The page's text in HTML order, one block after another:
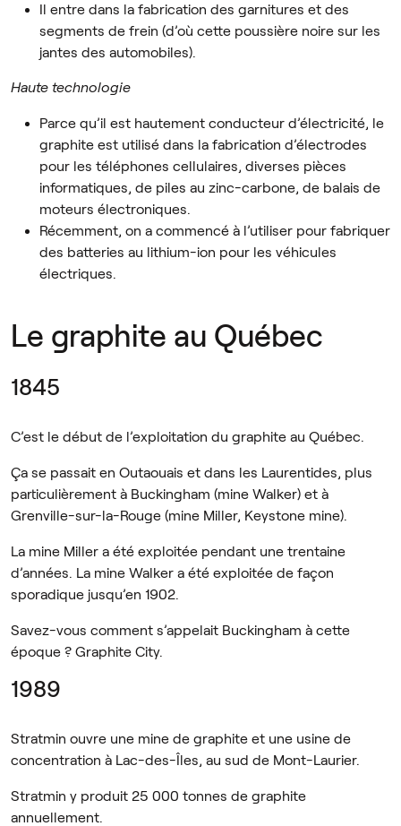
Il entre dans la fabrication des garnitures et des
segments de frein (d’où cette poussière noire sur les
jantes des automobiles).
Haute technologie
Parce qu’il est hautement conducteur d’électricité, le
graphite est utilisé dans la fabrication d’électrodes
pour les téléphones cellulaires, diverses pièces
informatiques, de piles au zinc-carbone, de balais de
moteurs électroniques.
Récemment, on a commencé à l’utiliser pour fabriquer
des batteries au lithium-ion pour les véhicules
électriques.
Le graphite au Québec
1845
C’est le début de l’exploitation du graphite au Québec.
Ça se passait en Outaouais et dans les Laurentides, plus
particulièrement à Buckingham (mine Walker) et à
Grenville-sur-la-Rouge (mine Miller, Keystone mine).
La mine Miller a été exploitée pendant une trentaine
d’années. La mine Walker a été exploitée de façon
sporadique jusqu’en 1902.
Savez-vous comment s’appelait Buckingham à cette
époque ? Graphite City.
1989
Stratmin ouvre une mine de graphite et une usine de
concentration à Lac-des-Îles, au sud de Mont-Laurier.
Stratmin y produit 25 000 tonnes de graphite
annuellement.